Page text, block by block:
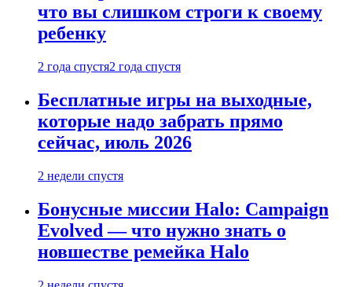
что вы слишком строги к своему
ребенку
2 года спустя2 года спустя
Бесплатные игры на выходные,
которые надо забрать прямо
сейчас, июль 2026
2 недели спустя
Бонусные миссии Halo: Campaign
Evolved — что нужно знать о
новшестве ремейка Halo